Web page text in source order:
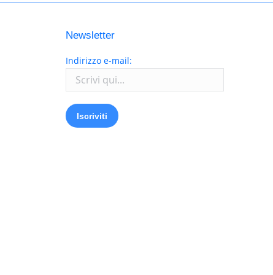
Newsletter
Indirizzo e-mail: